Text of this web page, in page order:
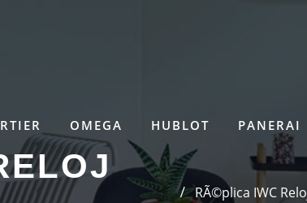
OMEGA HUBLOT PANERAI
RÃ©plica IWC